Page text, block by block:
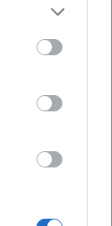
Supancic
oder
Nummern
textlich
so performativ,
durch Preise